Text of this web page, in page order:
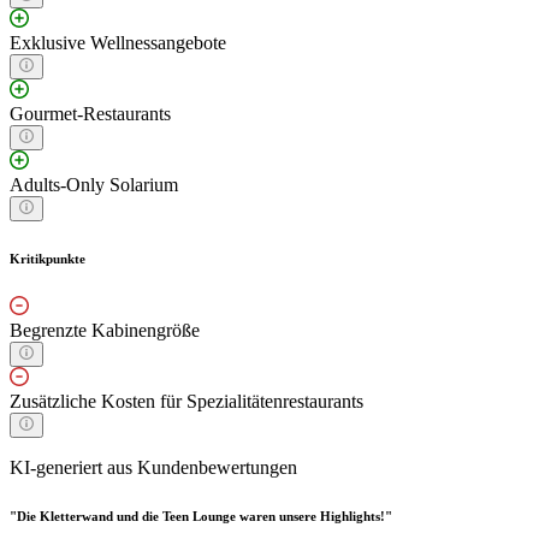
Exklusive Wellnessangebote
Gourmet-Restaurants
Adults-Only Solarium
Kritikpunkte
Begrenzte Kabinengröße
Zusätzliche Kosten für Spezialitätenrestaurants
KI-generiert aus Kundenbewertungen
"Die Kletterwand und die Teen Lounge waren unsere Highlights!"